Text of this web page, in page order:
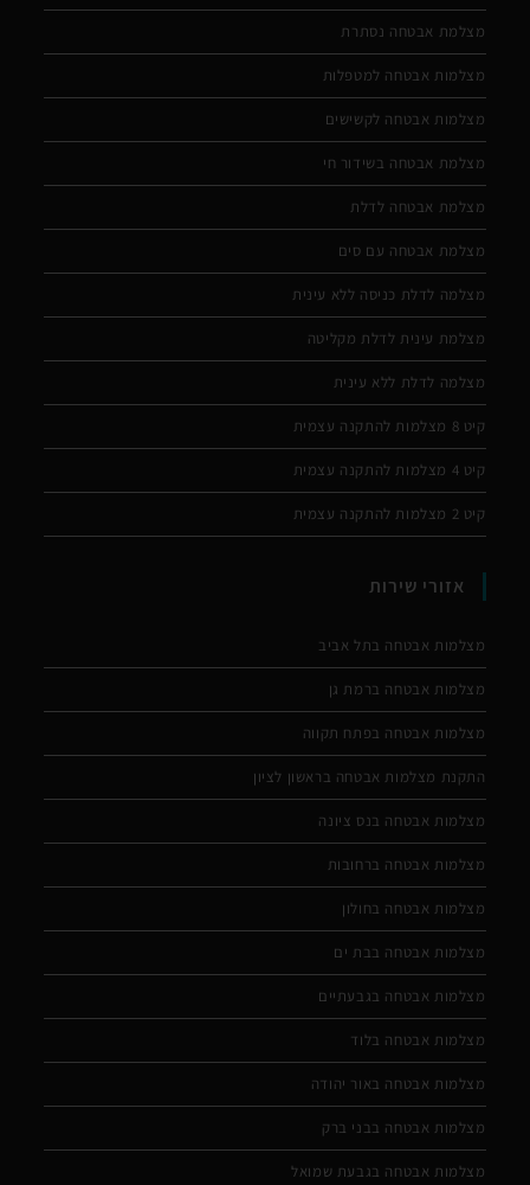
מצלמת אבטחה נסתרת
מצלמות אבטחה למטפלות
מצלמות אבטחה לקשישים
מצלמת אבטחה בשידור חי
מצלמת אבטחה לדלת
מצלמת אבטחה עם סים
מצלמה לדלת כניסה ללא עינית
מצלמת עינית לדלת מקליטה
מצלמה לדלת ללא עינית
קיט 8 מצלמות להתקנה עצמית
קיט 4 מצלמות להתקנה עצמית
קיט 2 מצלמות להתקנה עצמית
אזורי שירות
מצלמות אבטחה בתל אביב
מצלמות אבטחה ברמת גן
מצלמות אבטחה בפתח תקווה
התקנת מצלמות אבטחה בראשון לציון
מצלמות אבטחה בנס ציונה
מצלמות אבטחה ברחובות
מצלמות אבטחה בחולון
מצלמות אבטחה בבת ים
מצלמות אבטחה בגבעתיים
מצלמות אבטחה בלוד
מצלמות אבטחה באור יהודה
מצלמות אבטחה בבני ברק
מצלמות אבטחה בגבעת שמואל